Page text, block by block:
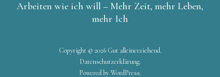
Arbeiten wie ich will – Mehr Zeit, mehr Leben,
mehr Ich
Copyright © 2026 Gut alleinerziehend
Datenschutzerklärung
Powered byWordPress